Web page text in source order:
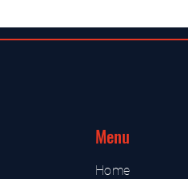
Menu
Home